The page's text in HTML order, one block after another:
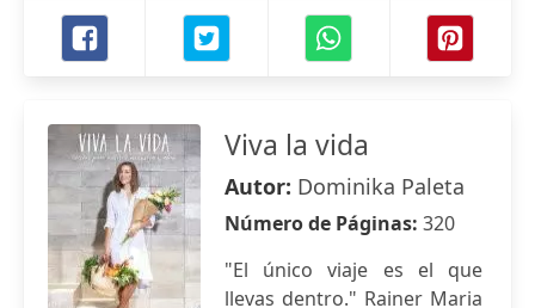
Viva la vida
Autor: Dominika Paleta
Número de Páginas: 320
"El único viaje es el que
llevas dentro." Rainer Maria